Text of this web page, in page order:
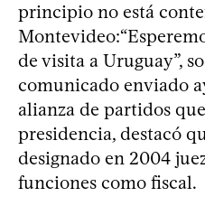
principio no está
de visita a Uruguay”,
comunicado enviado
alianza de partidos
presidencia, destacó
designado en 2004
funciones como fiscal.